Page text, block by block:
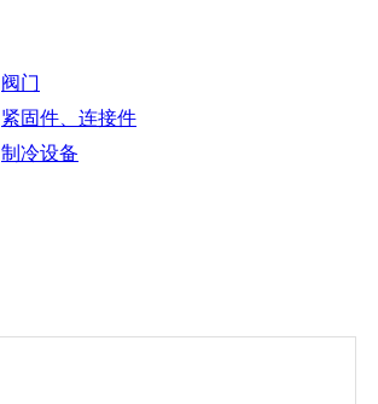
阀门
紧固件、连接件
制冷设备